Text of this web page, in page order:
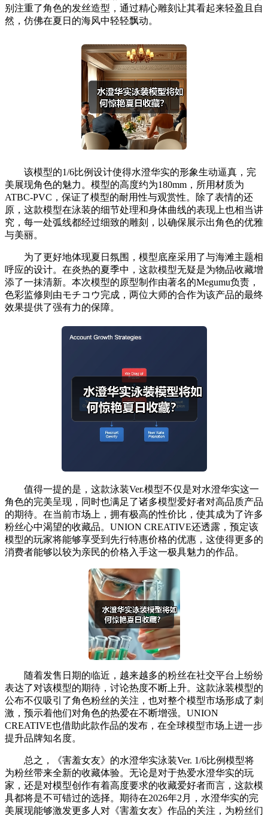
别注重了角色的发丝造型，通过精心雕刻让其看起来轻盈且自
然，仿佛在夏日的海风中轻轻飘动。
该模型的1/6比例设计使得水澄华实的形象生动逼真，完
美展现角色的魅力。模型的高度约为180mm，所用材质为
ATBC-PVC，保证了模型的耐用性与观赏性。除了表情的还
原，这款模型在泳装的细节处理和身体曲线的表现上也相当讲
究，每一处弧线都经过细致的雕刻，以确保展示出角色的优雅
与美丽。
为了更好地体现夏日氛围，模型底座采用了与海滩主题相
呼应的设计。在炎热的夏季中，这款模型无疑是为物品收藏增
添了一抹清新。本次模型的原型制作由著名的Megumu负责，
色彩监修则由モチコウ完成，两位大师的合作为该产品的最终
效果提供了强有力的保障。
值得一提的是，这款泳装Ver.模型不仅是对水澄华实这一
角色的完美呈现，同时也满足了诸多模型爱好者对高品质产品
的期待。在当前市场上，拥有极高的性价比，使其成为了许多
粉丝心中渴望的收藏品。UNION CREATIVE还透露，预定该
模型的玩家将能够享受到先行特惠价格的优惠，这使得更多的
消费者能够以较为亲民的价格入手这一极具魅力的作品。
随着发售日期的临近，越来越多的粉丝在社交平台上纷纷
表达了对该模型的期待，讨论热度不断上升。这款泳装模型的
公布不仅吸引了角色粉丝的关注，也对整个模型市场形成了刺
激，预示着他们对角色的热爱在不断增强。UNION
CREATIVE也借助此款作品的发布，在全球模型市场上进一步
提升品牌知名度。
总之，《害羞女友》的水澄华实泳装Ver. 1/6比例模型将
为粉丝带来全新的收藏体验。无论是对于热爱水澄华实的玩
家，还是对模型创作有着高度要求的收藏爱好者而言，这款模
具都将是不可错过的选择。期待在2026年2月，水澄华实的完
美展现能够激发更多人对《害羞女友》作品的关注，为粉丝们